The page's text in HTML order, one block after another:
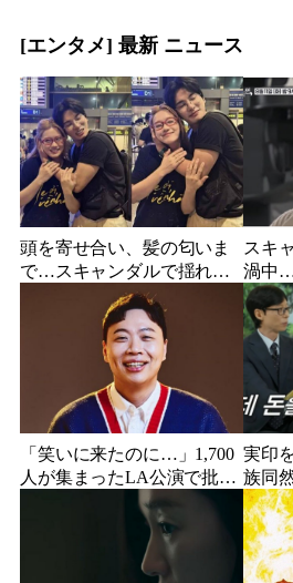
[エンタメ] 最新 ニュース
頭を寄せ合い、髪の匂いま
で…スキャンダルで揺れた
人気俳優、ベトナム女性歌
手との親密動画が公開
スキ
渦中…
し”で
に批
「笑いに来たのに…」1,700
人が集まったLA公演で批判
続出、人気コメディアンが
実印
族同
た…収
隷契